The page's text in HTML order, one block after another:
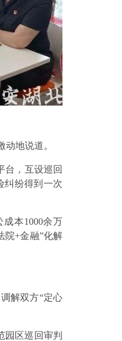
地说道。
台，互设巡回
纠纷得到一次
本1000余万
院+金融”化解
解双方“定心
园区巡回审判